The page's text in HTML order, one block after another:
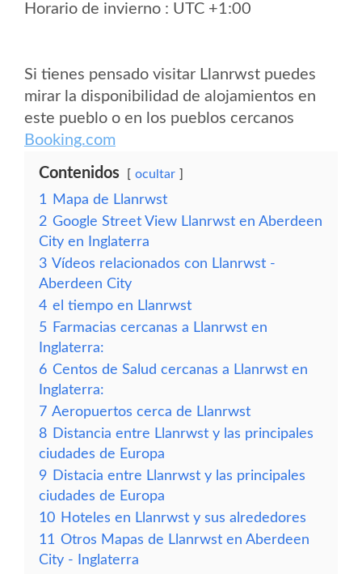
Horario de invierno : UTC +1:00
Si tienes pensado visitar Llanrwst puedes
mirar la disponibilidad de alojamientos en
este pueblo o en los pueblos cercanos
Booking.com
Contenidos ocultar
1
Mapa de Llanrwst
2 Google Street View Llanrwst en Aberdeen
City en Inglaterra
3 Vídeos relacionados con Llanrwst -
Aberdeen City
4 el tiempo en Llanrwst
5 Farmacias cercanas a Llanrwst en
Inglaterra:
6 Centos de Salud cercanas a Llanrwst en
Inglaterra:
7 Aeropuertos cerca de Llanrwst
8 Distancia entre Llanrwst y las principales
ciudades de Europa
9 Distacia entre Llanrwst y las principales
ciudades de Europa
10 Hoteles en Llanrwst y sus alrededores
11 Otros Mapas de Llanrwst en Aberdeen
City - Inglaterra